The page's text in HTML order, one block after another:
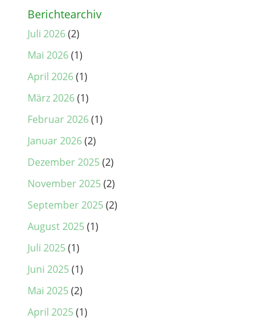
Berichtearchiv
Juli 2026(2)
Mai 2026(1)
April 2026(1)
März 2026(1)
Februar 2026(1)
Januar 2026(2)
Dezember 2025(2)
November 2025(2)
September 2025(2)
August 2025(1)
Juli 2025(1)
Juni 2025(1)
Mai 2025(2)
April 2025(1)